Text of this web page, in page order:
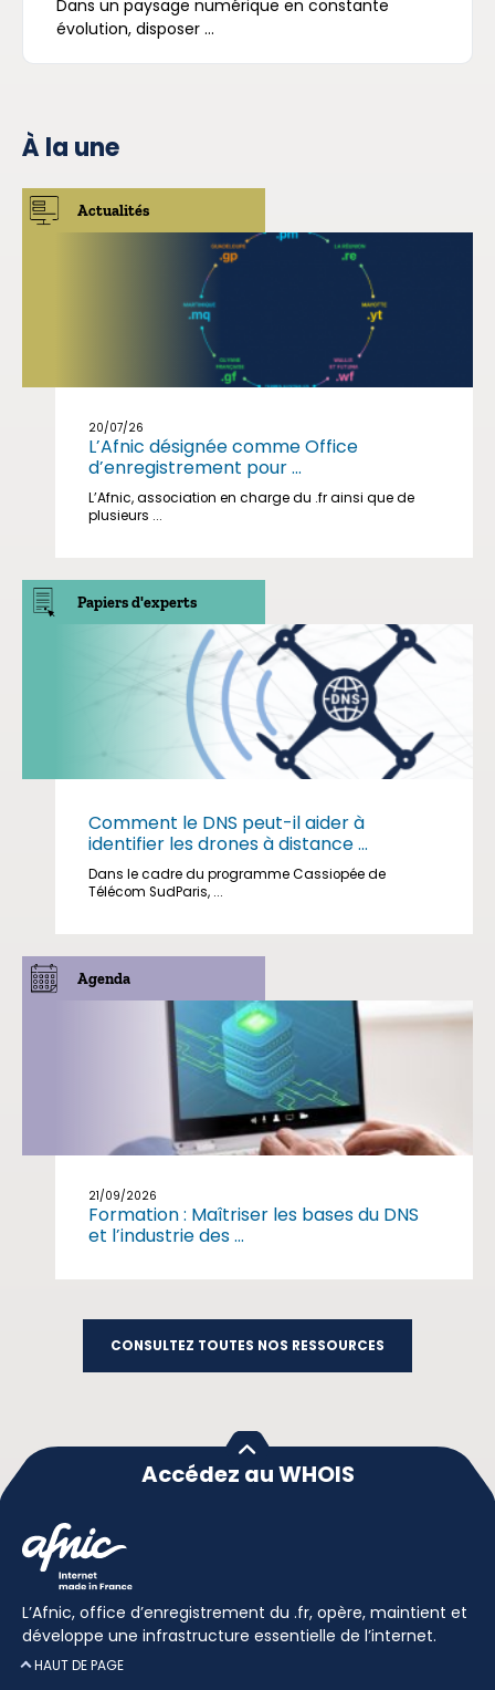
Dans un paysage numérique en constante
évolution, disposer ...
À la une
Actualités
20/07/26
L’Afnic désignée comme Office
d’enregistrement pour ...
L’Afnic, association en charge du .fr ainsi que de
plusieurs ...
Papiers d'experts
Comment le DNS peut-il aider à
identifier les drones à distance ...
Dans le cadre du programme Cassiopée de
Télécom SudParis, ...
Agenda
21/09/2026
Formation : Maîtriser les bases du DNS
et l’industrie des ...
CONSULTEZ TOUTES NOS RESSOURCES
Accédez au WHOIS
L’Afnic, office d’enregistrement du .fr, opère, maintient et
développe une infrastructure essentielle de l’internet.
HAUT DE PAGE